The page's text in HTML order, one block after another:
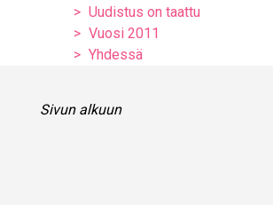
Uudistus on taattu
Vuosi 2011
Yhdessä
Sivun alkuun